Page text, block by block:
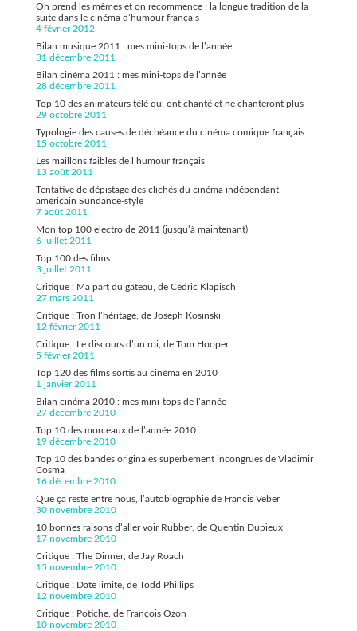
On prend les mêmes et on recommence : la longue tradition de la
suite dans le cinéma d’humour français
4 février 2012
Bilan musique 2011 : mes mini-tops de l’année
31 décembre 2011
Bilan cinéma 2011 : mes mini-tops de l’année
28 décembre 2011
Top 10 des animateurs télé qui ont chanté et ne chanteront plus
29 octobre 2011
Typologie des causes de déchéance du cinéma comique français
15 octobre 2011
Les maillons faibles de l’humour français
13 août 2011
Tentative de dépistage des clichés du cinéma indépendant
américain Sundance-style
7 août 2011
Mon top 100 electro de 2011 (jusqu’à maintenant)
6 juillet 2011
Top 100 des films
3 juillet 2011
Critique : Ma part du gâteau, de Cédric Klapisch
27 mars 2011
Critique : Tron l’héritage, de Joseph Kosinski
12 février 2011
Critique : Le discours d’un roi, de Tom Hooper
5 février 2011
Top 120 des films sortis au cinéma en 2010
1 janvier 2011
Bilan cinéma 2010 : mes mini-tops de l’année
27 décembre 2010
Top 10 des morceaux de l’année 2010
19 décembre 2010
Top 10 des bandes originales superbement incongrues de Vladimir
Cosma
16 décembre 2010
Que ça reste entre nous, l’autobiographie de Francis Veber
30 novembre 2010
10 bonnes raisons d’aller voir Rubber, de Quentin Dupieux
17 novembre 2010
Critique : The Dinner, de Jay Roach
15 novembre 2010
Critique : Date limite, de Todd Phillips
12 novembre 2010
Critique : Potiche, de François Ozon
10 novembre 2010